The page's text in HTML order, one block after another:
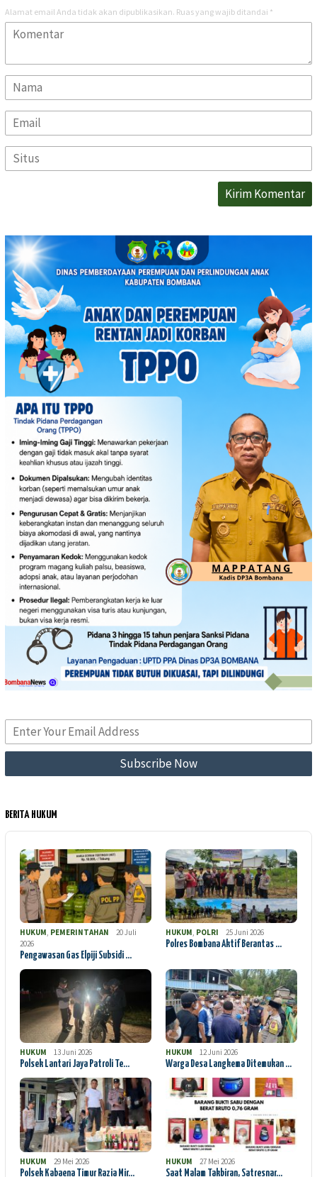
Alamat email Anda tidak akan dipublikasikan. Ruas yang wajib ditandai *
BERITA HUKUM
HUKUM, PEMERINTAHAN
20 Juli
2026
Pengawasan Gas Elpiji Subsidi …
HUKUM, POLRI
25 Juni 2026
Polres Bombana Aktif Berantas …
HUKUM
13 Juni 2026
Polsek Lantari Jaya Patroli Te…
HUKUM
12 Juni 2026
Warga Desa Langkema Ditemukan …
HUKUM
29 Mei 2026
Polsek Kabaena Timur Razia Mir…
HUKUM
27 Mei 2026
Saat Malam Takbiran, Satresnar…